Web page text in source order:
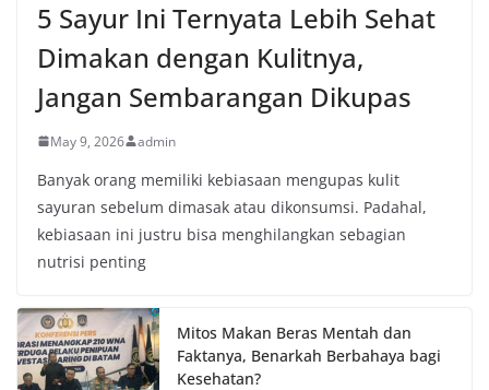
5 Sayur Ini Ternyata Lebih Sehat
Dimakan dengan Kulitnya,
Jangan Sembarangan Dikupas
May 9, 2026 admin
Banyak orang memiliki kebiasaan mengupas kulit
sayuran sebelum dimasak atau dikonsumsi. Padahal,
kebiasaan ini justru bisa menghilangkan sebagian
nutrisi penting
Mitos Makan Beras Mentah dan
Faktanya, Benarkah Berbahaya bagi
Kesehatan?